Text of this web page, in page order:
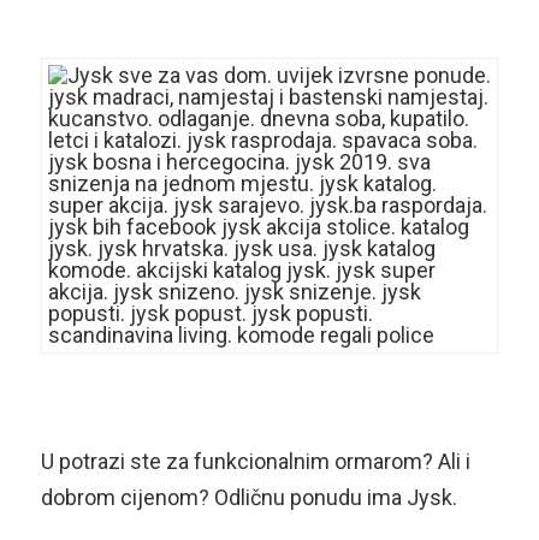
U potrazi ste za funkcionalnim ormarom? Ali i
dobrom cijenom? Odličnu ponudu ima Jysk.